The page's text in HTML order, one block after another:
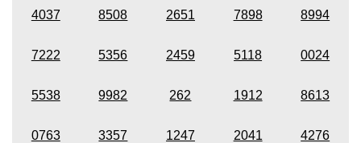
4037 8508 2651 7898 8994
7222 5356 2459 5118 0024
5538 9982 262 1912 8613
0763 3357 1247 2041 4276